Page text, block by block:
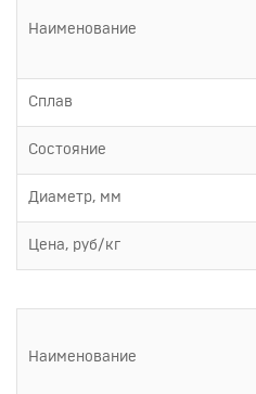
Наименование
Сплав
Состояние
Диаметр, мм
Цена, руб/кг
Наименование